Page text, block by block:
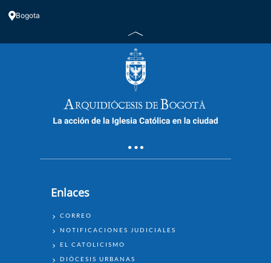
Bogota
Enlaces
ENLACES
CORREO
NOTIFICACIONES JUDICIALES
EL CATOLICISMO
DIÓCESIS URBANAS